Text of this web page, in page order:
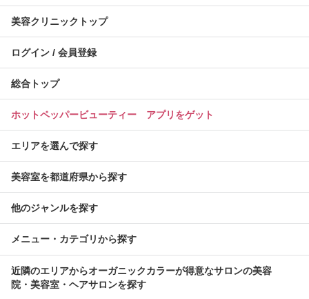
美容クリニックトップ
ログイン / 会員登録
総合トップ
ホットペッパービューティー アプリをゲット
エリアを選んで探す
美容室を都道府県から探す
他のジャンルを探す
メニュー・カテゴリから探す
近隣のエリアからオーガニックカラーが得意なサロンの美容
院・美容室・ヘアサロンを探す